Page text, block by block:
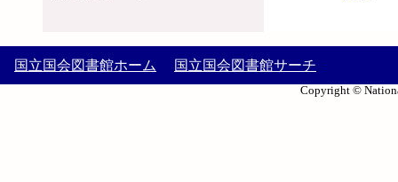
国立国会図書館ホーム 国立国会図書館サーチ
Copyright ©